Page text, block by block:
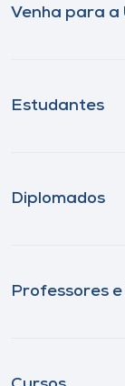
Venha para a
Estudantes
Diplomados
Professores